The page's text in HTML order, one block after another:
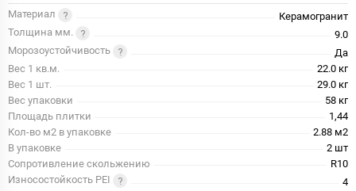
Материал
Керамогранит
Толщина мм.
9.0
Морозоустойчивость
Да
Вес 1 кв.м.
22.0 кг
Вес 1 шт.
29.0 кг
Вес упаковки
58 кг
Площадь плитки
1,44
Кол-во м2 в упаковке
2.88 м2
В упаковке
2 шт
Сопротивление скольжению
R10
Износостойкость PEI
4